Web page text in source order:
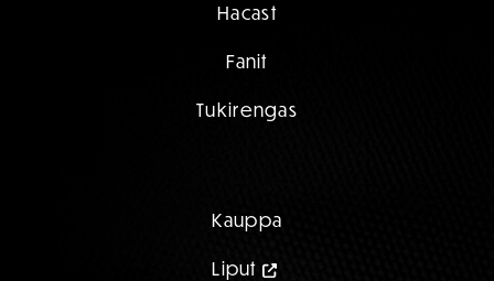
Hacast
Fanit
Tukirengas
Kauppa
Liput